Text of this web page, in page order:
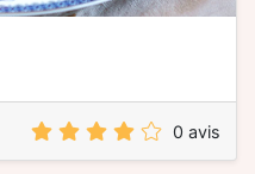
0 avis